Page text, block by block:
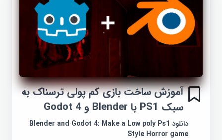
آموزش ساخت بازی کم پولی ترسناک به
سبک PS1 با Blender و Godot 4
دانلود Blender and Godot 4: Make a Low poly Ps1
Style Horror game